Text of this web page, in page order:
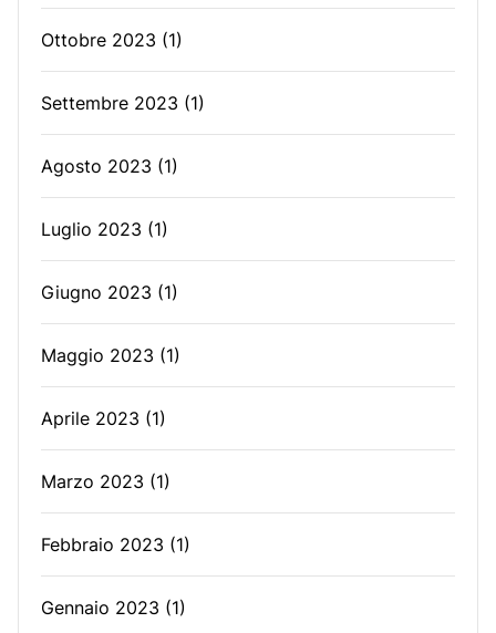
Ottobre 2023 (1)
Settembre 2023 (1)
Agosto 2023 (1)
Luglio 2023 (1)
Giugno 2023 (1)
Maggio 2023 (1)
Aprile 2023 (1)
Marzo 2023 (1)
Febbraio 2023 (1)
Gennaio 2023 (1)